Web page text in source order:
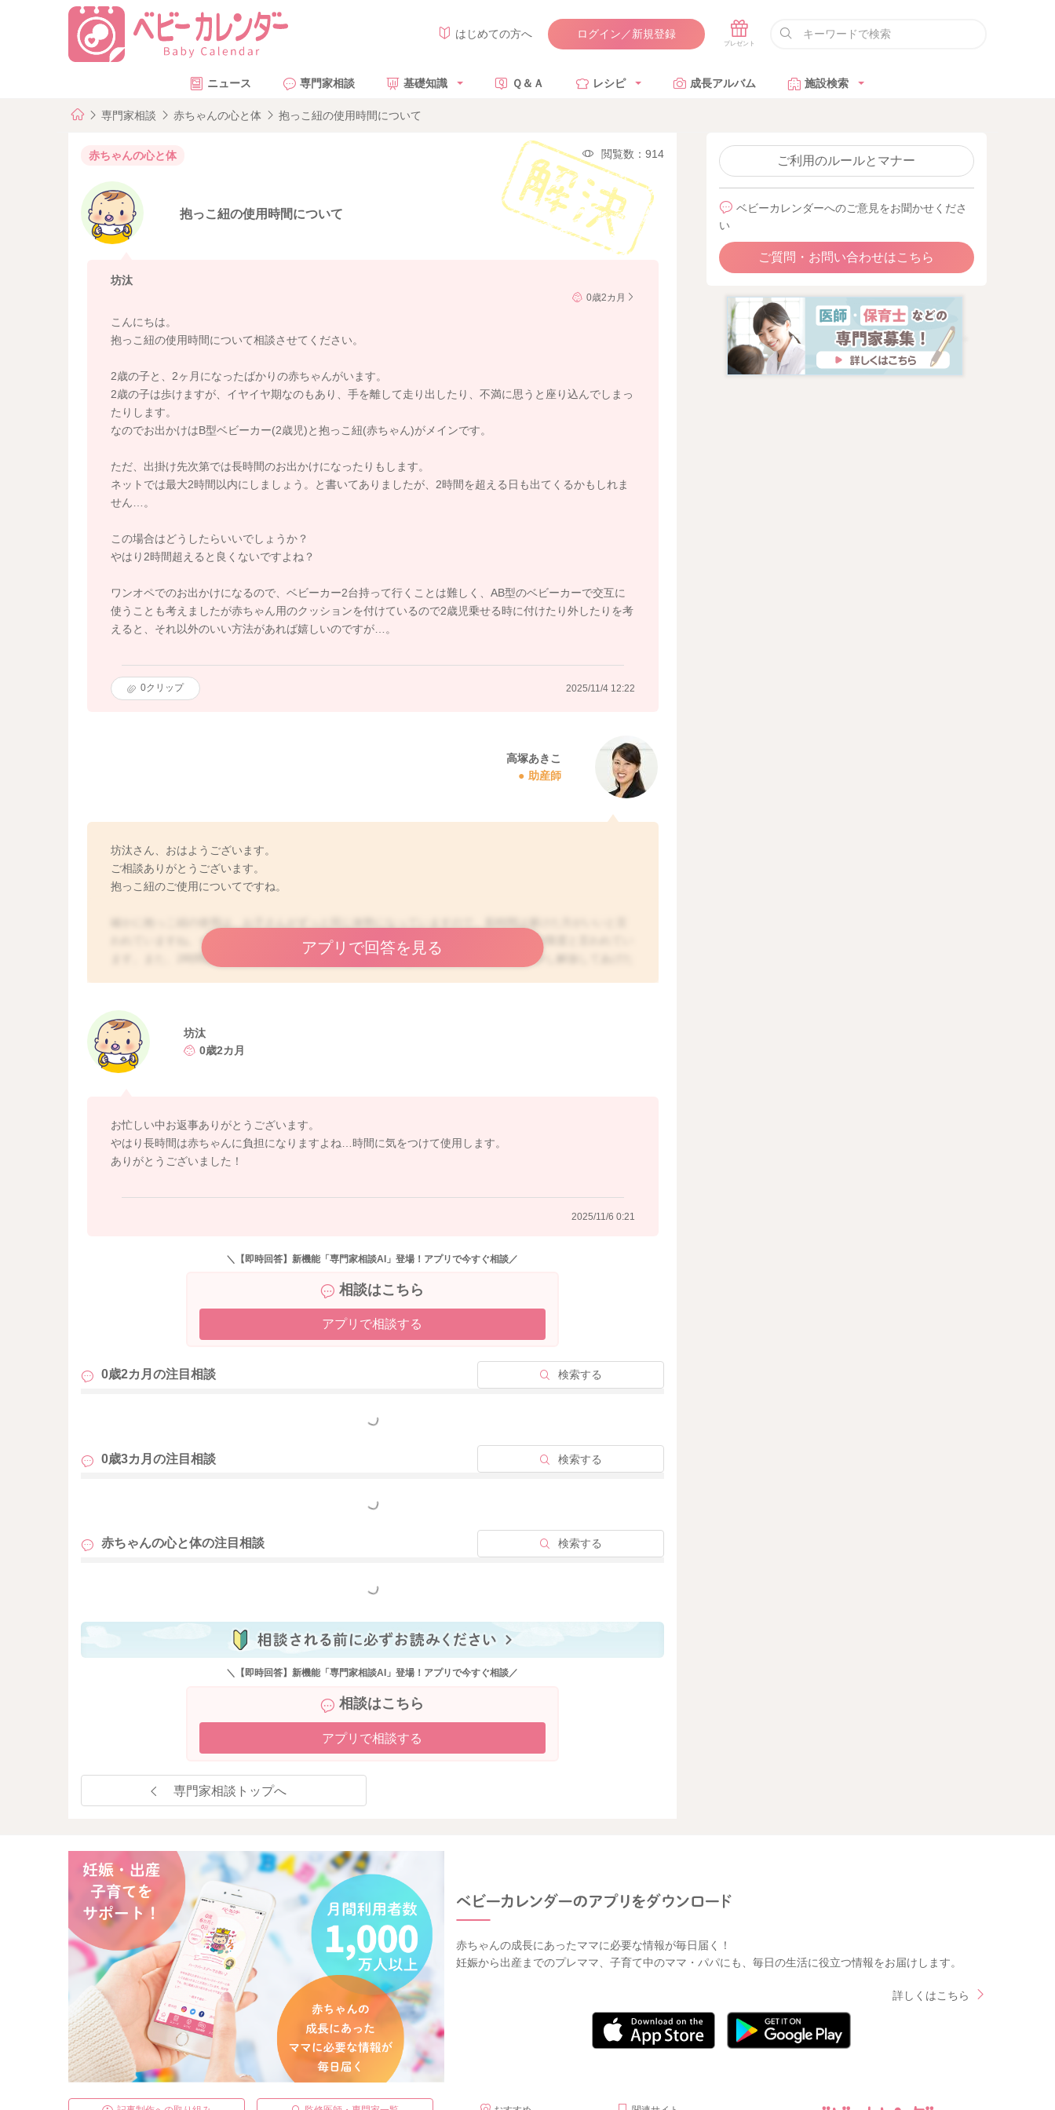
はじめての方へ ログイン／新規登録
ニュース 専門家相談 基礎知識 Ｑ＆Ａ レシピ 成長アルバム 施設検索
専門家相談 赤ちゃんの心と体 抱っこ紐の使用時間について
赤ちゃんの心と体 閲覧数：914
抱っこ紐の使用時間について
坊汰
0歳2カ月
こんにちは。
抱っこ紐の使用時間について相談させてください。
2歳の子と、2ヶ月になったばかりの赤ちゃんがいます。
2歳の子は歩けますが、イヤイヤ期なのもあり、手を離して走り出したり、不満に思うと座り込んでしまっ
たりします。
なのでお出かけはB型ベビーカー(2歳児)と抱っこ紐(赤ちゃん)がメインです。
ただ、出掛け先次第では長時間のお出かけになったりもします。
ネットでは最大2時間以内にしましょう。と書いてありましたが、2時間を超える日も出てくるかもしれま
せん…。
この場合はどうしたらいいでしょうか？
やはり2時間超えると良くないですよね？
ワンオペでのお出かけになるので、ベビーカー2台持って行くことは難しく、AB型のベビーカーで交互に
使うことも考えましたが赤ちゃん用のクッションを付けているので2歳児乗せる時に付けたり外したりを考
えると、それ以外のいい方法があれば嬉しいのですが…。
0クリップ 2025/11/4 12:22
高塚あきこ
助産師
坊汰さん、おはようございます。
ご相談ありがとうございます。
抱っこ紐のご使用についてですね。
われていますね。一般的に、乳児期のお子さんですと、おっしゃるように、2時間程度が限度と言われてい
ます。また、2時間以内であっても、お子さんの機嫌が悪くなったりするのであれば、少し解放してあげた
し自由に身体を動かしたりすることができるように工夫なさるのもいいと思いますよ。
アプリで回答を見る
坊汰
0歳2カ月
お忙しい中お返事ありがとうございます。
やはり長時間は赤ちゃんに負担になりますよね…時間に気をつけて使用します。
ありがとうございました！
2025/11/6 0:21
＼【即時回答】新機能「専門家相談AI」登場！アプリで今すぐ相談／
相談はこちら
アプリで相談する
0歳2カ月の注目相談 検索する
もっと見る
0歳3カ月の注目相談 検索する
もっと見る
赤ちゃんの心と体の注目相談 検索する
もっと見る
＼【即時回答】新機能「専門家相談AI」登場！アプリで今すぐ相談／
相談はこちら
アプリで相談する
専門家相談トップへ
ご利用のルールとマナー
ベビーカレンダーへのご意見をお聞かせくださ
い
ご質問・お問い合わせはこちら
赤ちゃんの成長にあったママに必要な情報が毎日届く！
妊娠から出産までのプレママ、子育て中のママ・パパにも、毎日の生活に役立つ情報をお届けします。
詳しくはこちら